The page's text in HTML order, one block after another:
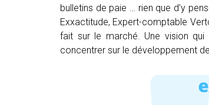
bulletins de paie … rien que d’y
Exxactitude, Expert-comptable
fait sur le marché. Une vision
concentrer sur le développement